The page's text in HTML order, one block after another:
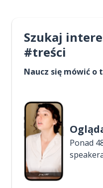
Szukaj
#treści
Naucz się mówić o
Ponad